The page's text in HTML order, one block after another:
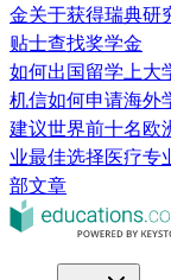
金关于获得瑞典研
贴士查找奖学金
如何出国留学上大
机信如何申请海外
建议世界前十名欧
业最佳选择医疗专
部文章